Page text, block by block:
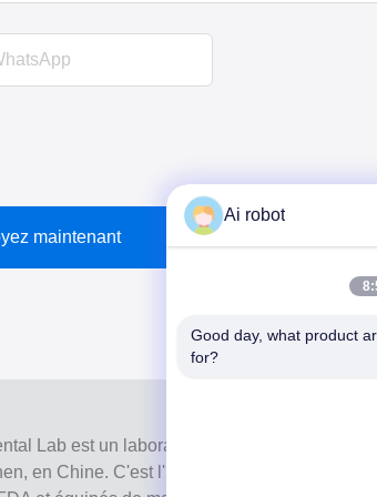
maintenant
Lab est un laboratoire de haut niveau à
en Chine. C'est l'un des meilleurs
Ai robot
Good day, what product
for?